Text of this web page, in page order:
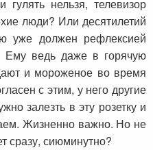
гулять нельзя, телевизор
люди? Или десятилетий
уже должен рефлексией
Ему ведь даже в горячую
и мороженое во время
с этим, у него другие
залезть в эту розетку и
Жизненно важно. Но не
сразу, сиюминутно?